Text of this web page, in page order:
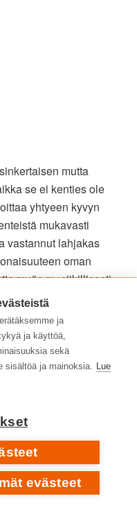
mutta
se ei kenties ole
yhtyeen kyvyn
mukavasti
vastannut lahjakas
oman
myös musiikillisesti
merkittävä,
Neon Rays’
ROCKLAND
ja
ja käyttöä,
sekä
sisältöä ja mainoksia. Lue
evästeet